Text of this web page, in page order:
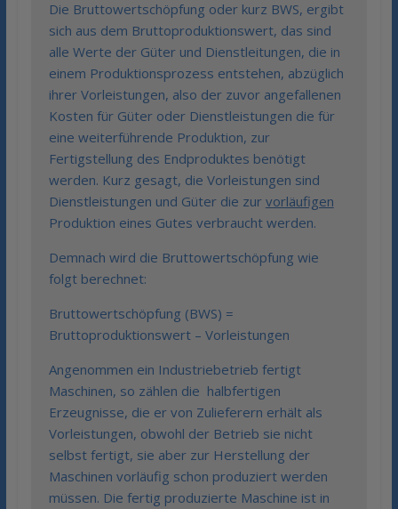
Die Bruttowertschöpfung oder kurz BWS, ergibt
sich aus dem Bruttoproduktionswert, das sind
alle Werte der Güter und Dienstleitungen, die in
einem Produktionsprozess entstehen, abzüglich
ihrer Vorleistungen, also der zuvor angefallenen
Kosten für Güter oder Dienstleistungen die für
eine weiterführende Produktion, zur
Fertigstellung des Endproduktes benötigt
werden. Kurz gesagt, die Vorleistungen sind
Dienstleistungen und Güter die zur vorläufigen
Produktion eines Gutes verbraucht werden.
Demnach wird die Bruttowertschöpfung wie
folgt berechnet:
Bruttowertschöpfung (BWS) =
Bruttoproduktionswert – Vorleistungen
Angenommen ein Industriebetrieb fertigt
Maschinen, so zählen die halbfertigen
Erzeugnisse, die er von Zulieferern erhält als
Vorleistungen, obwohl der Betrieb sie nicht
selbst fertigt, sie aber zur Herstellung der
Maschinen vorläufig schon produziert werden
müssen. Die fertig produzierte Maschine ist in